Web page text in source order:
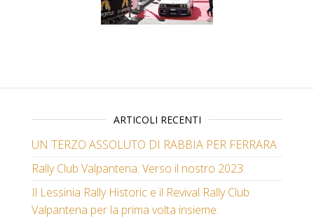
ARTICOLI RECENTI
UN TERZO ASSOLUTO DI RABBIA PER FERRARA
Rally Club Valpantena. Verso il nostro 2023.
Il Lessinia Rally Historic e il Revival Rally Club
Valpantena per la prima volta insieme.